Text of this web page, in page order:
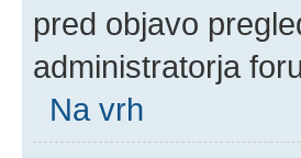
pred objavo
administratorja
Na vrh